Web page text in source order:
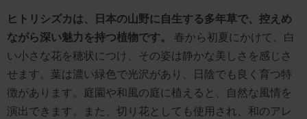
ヒトリシズカは、日本の山野に自生する多年草で、控えめ
ながら深い魅力を持つ植物です。
春から初夏にかけて、白
い小さな花を穂状につけ、その姿は静かな美しさを感じさ
せます。葉は濃い緑色で光沢があり、日陰でも良く育つ特
徴があります。庭園や和風の庭に植えると、自然な風情を
演出できます。また、切り花としても使用され、和のアレ